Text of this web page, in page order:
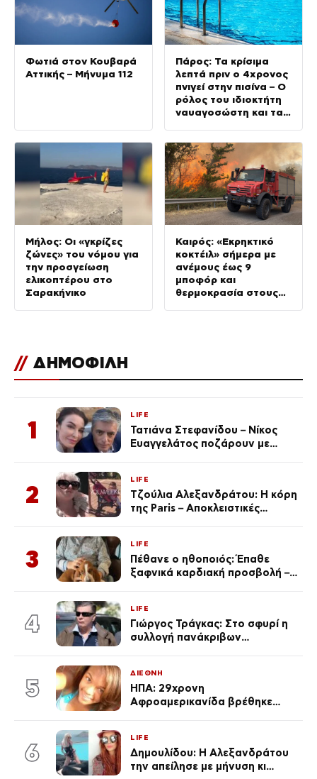
Φωτιά στον Κουβαρά
Αττικής – Μήνυμα 112
Πάρος: Τα κρίσιμα
λεπτά πριν ο 4χρονος
πνιγεί στην πισίνα – Ο
ρόλος του ιδιοκτήτη
ναυαγοσώστη και τα
Μήλος: Οι «γκρίζες
ζώνες» του νόμου για
την προσγείωση
ελικοπτέρου στο
Σαρακήνικο
Καιρός: «Εκρηκτικό
κοκτέιλ» σήμερα με
ανέμους έως 9
μποφόρ και
θερμοκρασία στους
// ΔΗΜΟΦΙΛΗ
1
LIFE
Τατιάνα Στεφανίδου – Νίκος
Ευαγγελάτος ποζάρουν με
2
LIFE
Τζούλια Αλεξανδράτου: Η κόρη
της Paris – Αποκλειστικές
3
LIFE
Πέθανε ο ηθοποιός: Έπαθε
ξαφνικά καρδιακή προσβολή – Η
4
LIFE
Γιώργος Τράγκας: Στο σφυρί η
συλλογή πανάκριβων
5
ΔΙΕΘΝΗ
ΗΠΑ: 29χρονη
Αφροαμερικανίδα βρέθηκε
6
LIFE
Δημουλίδου: Η Αλεξανδράτου
την απείλησε με μήνυση κι